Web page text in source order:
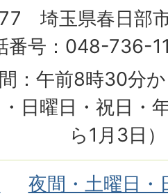
埼玉県春日部
番号：048-736-
：午前8時30分
日曜日・祝日・
ら1月3日）
夜間・土曜日・